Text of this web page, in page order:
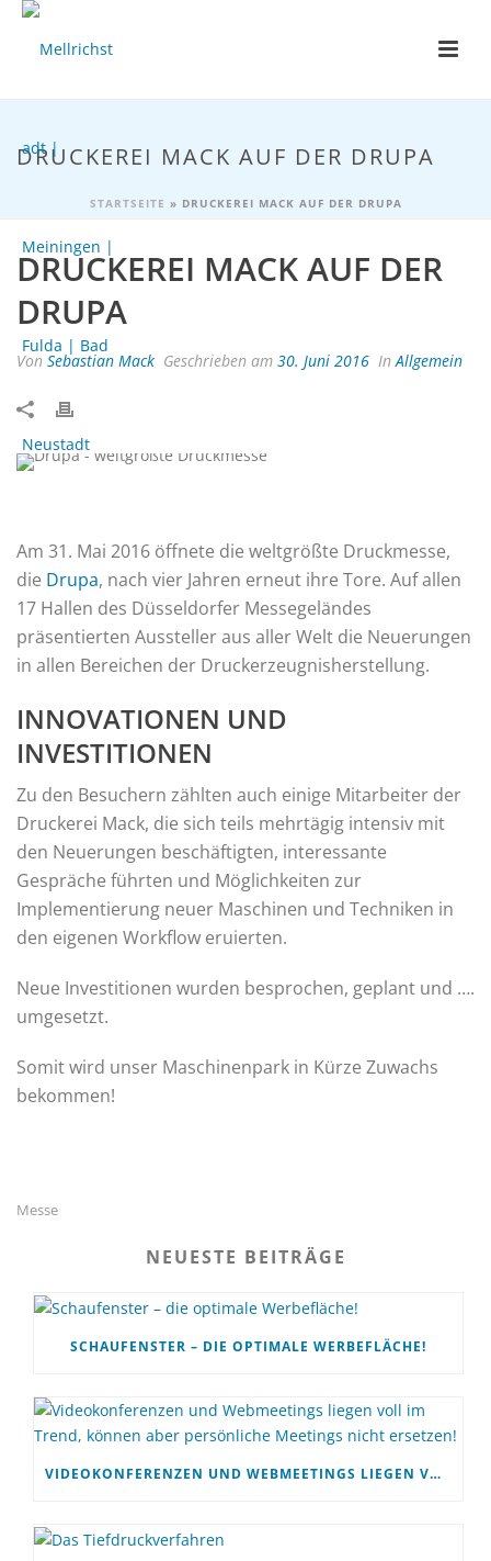
DRUCKEREI MACK AUF DER DRUPA
STARTSEITE » DRUCKEREI MACK AUF DER DRUPA
DRUCKEREI MACK AUF DER
DRUPA
Von Sebastian Mack Geschrieben am 30. Juni 2016 InAllgemein
Am 31. Mai 2016 öffnete die weltgrößte Druckmesse,
die Drupa, nach vier Jahren erneut ihre Tore. Auf allen
17 Hallen des Düsseldorfer Messegeländes
präsentierten Aussteller aus aller Welt die Neuerungen
in allen Bereichen der Druckerzeugnisherstellung.
INNOVATIONEN UND
INVESTITIONEN
Zu den Besuchern zählten auch einige Mitarbeiter der
Druckerei Mack, die sich teils mehrtägig intensiv mit
den Neuerungen beschäftigten, interessante
Gespräche führten und Möglichkeiten zur
Implementierung neuer Maschinen und Techniken in
den eigenen Workflow eruierten.
Neue Investitionen wurden besprochen, geplant und ….
umgesetzt.
Somit wird unser Maschinenpark in Kürze Zuwachs
bekommen!
Messe
NEUESTE BEITRÄGE
SCHAUFENSTER – DIE OPTIMALE WERBEFLÄCHE!
VIDEOKONFERENZEN UND WEBMEETINGS LIEGEN VOLL IM TREND, KÖNNEN ABER PERSÖNLICHE MEETINGS NICHT ERSETZEN!